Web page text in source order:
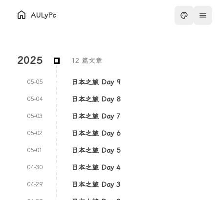
AULyPc
2025 12 篇文章
05-05 日本之旅 Day 9
05-04 日本之旅 Day 8
05-03 日本之旅 Day 7
05-02 日本之旅 Day 6
05-01 日本之旅 Day 5
04-30 日本之旅 Day 4
04-29 日本之旅 Day 3